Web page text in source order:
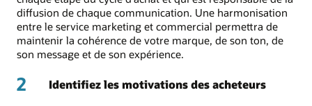
diffusion de chaque communication. Une harmonisation
entre le service marketing et commercial permettra de
maintenir la cohérence de votre marque, de son ton, de
son message et de son expérience.
2 Identifiez les motivations des acheteurs